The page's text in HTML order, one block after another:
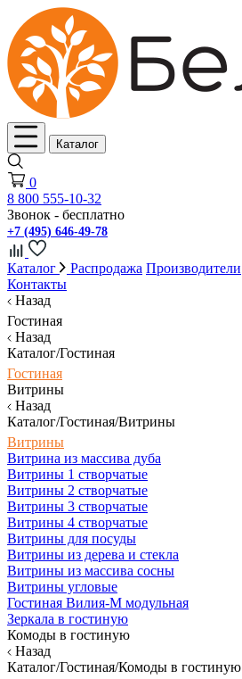
Каталог
0
8 800 555-10-32
Звонок - бесплатно
+7 (495) 646-49-78
Каталог Распродажа Производители
Контакты
Назад
Гостиная
Назад
Каталог/Гостиная
Гостиная
Витрины
Назад
Каталог/Гостиная/Витрины
Витрины
Витрина из массива дуба
Витрины 1 створчатые
Витрины 2 створчатые
Витрины 3 створчатые
Витрины 4 створчатые
Витрины для посуды
Витрины из дерева и стекла
Витрины из массива сосны
Витрины угловые
Гостиная Вилия-М модульная
Зеркала в гостиную
Комоды в гостиную
Назад
Каталог/Гостиная/Комоды в гостиную